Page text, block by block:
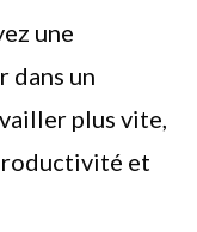
une
dans un
plus vite,
et